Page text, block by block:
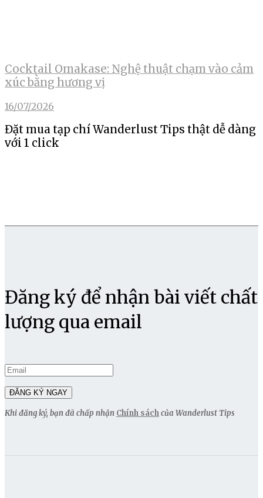
Cocktail Omakase: Nghệ thuật chạm vào cảm
xúc bằng hương vị
16/07/2026
Đặt mua tạp chí Wanderlust Tips thật dễ dàng
với 1 click
Đăng ký để nhận bài viết chất
lượng qua email
Khi đăng ký, bạn đã chấp nhận Chính sáchcủa Wanderlust Tips